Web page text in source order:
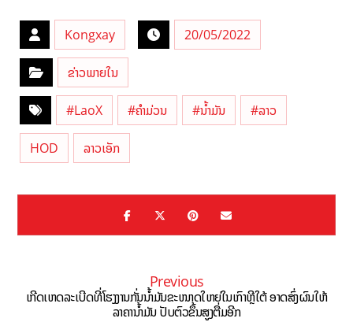
Kongxay 20/05/2022
ຂ່າວພາຍໃນ
#LaoX #ຄຳມ່ວນ #ນ້ຳມັນ #ລາວ
HOD ລາວເອັກ
Previous
ເກີດເຫດລະເບີດທີ່ໂຮງງານກັ່ນນໍ້າມັນຂະໜາດໃຫຍ່ໃນເກົາຫຼີໃຕ້ ອາດສົ່ງຜົນໃຫ້
ລາຄານໍ້າມັນ ປັບຕົວຂຶ້ນສູງຕື່ມອີກ